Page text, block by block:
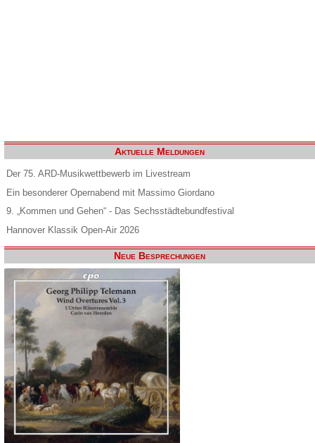
Aktuelle Meldungen
Der 75. ARD-Musikwettbewerb im Livestream
Ein besonderer Opernabend mit Massimo Giordano
9. „Kommen und Gehen“ - Das Sechsstädtebundfestival
Hannover Klassik Open-Air 2026
Neue Besprechungen